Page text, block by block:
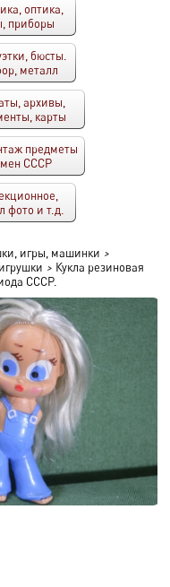
оптика,
приборы
бюсты.
металл
архивы,
карты
предметы
СССР
фото и т.д.
игры, машинки >
> Кукла резиновая
СССР.